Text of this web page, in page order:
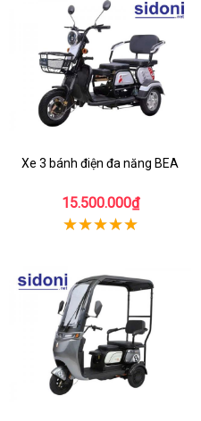
Xe 3 bánh điện đa năng BEA
15.500.000₫